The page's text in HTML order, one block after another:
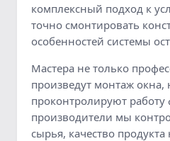
комплексный подход к
точно смонтировать
особенностей системы
Мастера не только
произведут монтаж окна,
проконтролируют
производители мы
сырья, качество продукта